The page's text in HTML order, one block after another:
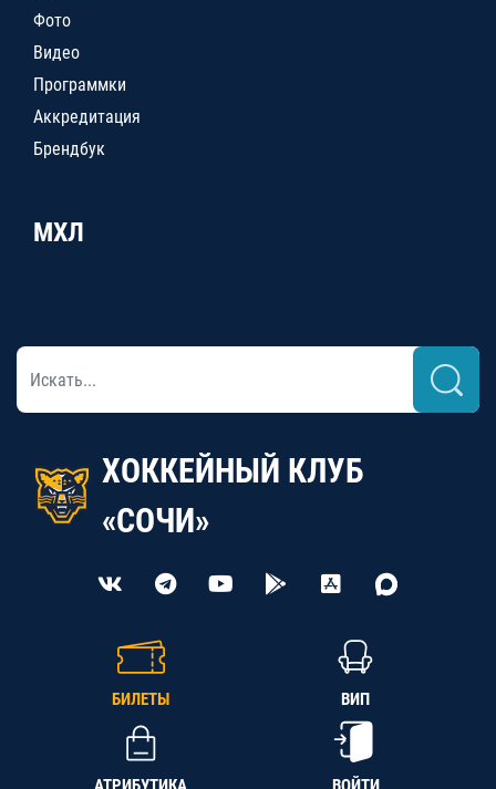
Фото
Видео
Программки
Аккредитация
Брендбук
МХЛ
ХОККЕЙНЫЙ КЛУБ
«СОЧИ»
БИЛЕТЫ ВИП